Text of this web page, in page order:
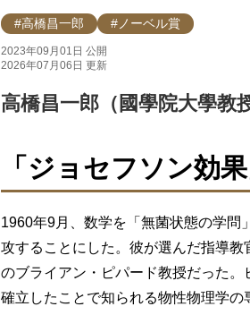
#高橋昌一郎 #ノーベル賞
2023年09月01日 公開
2026年07月06日 更新
高橋昌一郎（國學院大學教授
「ジョセフソン効
1960年9月、数学を「無菌状態の学問
攻することにした。彼が選んだ指導
のブライアン・ピパード教授だった
確立したことで知られる物性物理学の